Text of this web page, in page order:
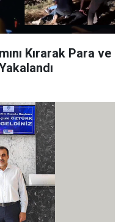
Kırarak Para ve